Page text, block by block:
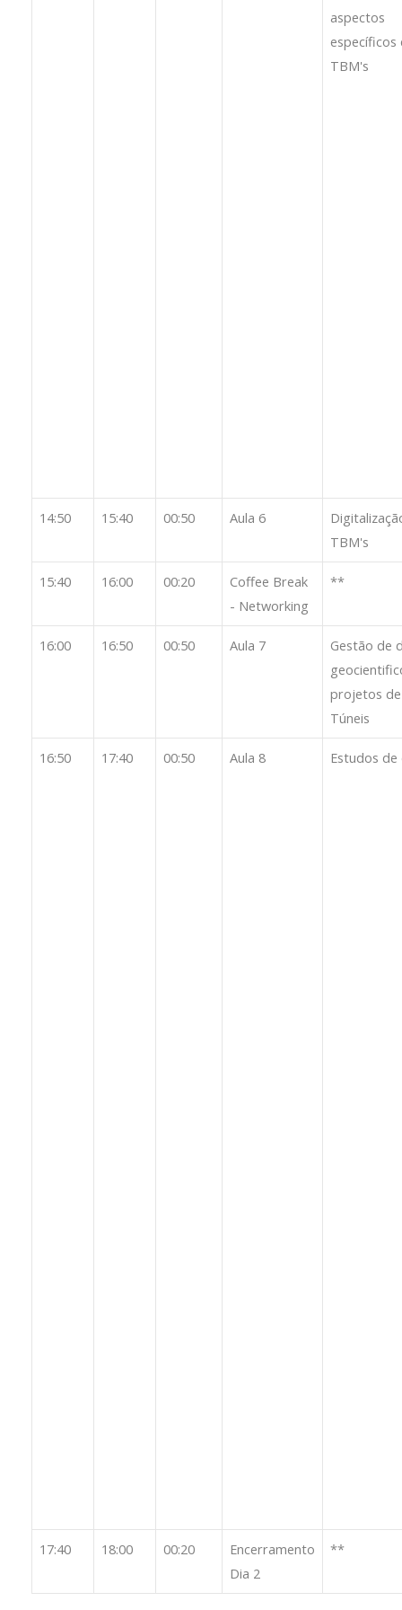
aspectos
específicos
TBM's
14:50 15:40 00:50 Aula 6
TBM's
15:40 16:00 00:20
Coffee Break
- Networking
**
16:00 16:50 00:50 Aula 7
Gestão de
projetos de
Túneis
16:50 17:40 00:50 Aula 8 Estudos de
17:40 18:00 00:20
Encerramento
Dia 2
**